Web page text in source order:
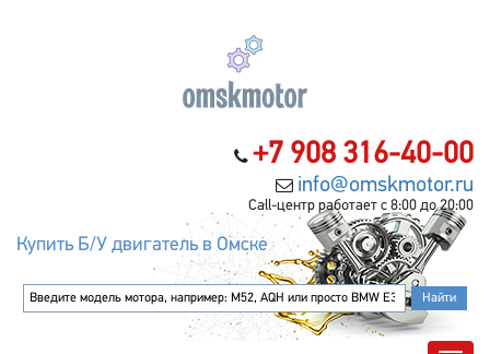
+7 908 316-40-00
info@omskmotor.ru
Call-центр работает с 8:00 до 20:00
Купить Б/У двигатель в Омске